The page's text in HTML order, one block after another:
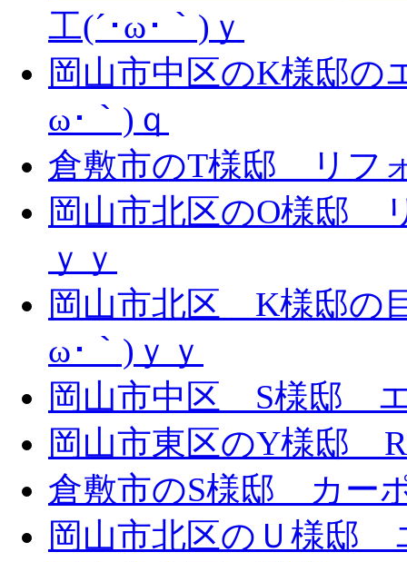
工(´･ω･｀)ｙ
岡山市中区のK様邸の
ω･｀)ｑ
倉敷市のT様邸 リフ
岡山市北区のO様邸
ｙｙ
岡山市北区 K様邸の
ω･｀)ｙｙ
岡山市中区 S様邸 エ
岡山市東区のY様邸
倉敷市のS様邸 カー
岡山市北区のＵ様邸